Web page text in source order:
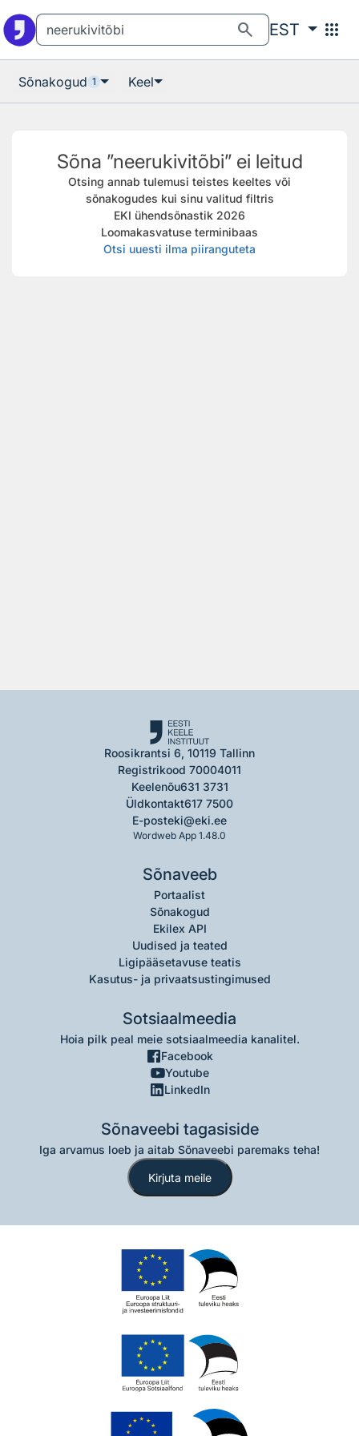
search EST apps
Sõnakogud 1 Keel
Sõna ”neerukivitõbi” ei leitud
Otsing annab tulemusi teistes keeltes või
sõnakogudes kui sinu valitud filtris
EKI ühendsõnastik 2026
Loomakasvatuse terminibaas
Otsi uuesti ilma piiranguteta
Roosikrantsi 6, 10119 Tallinn
Registrikood 70004011
Keelenõu631 3731
Üldkontakt617 7500
E-posteki@eki.ee
Wordweb App 1.48.0
Sõnaveeb
Portaalist
Sõnakogud
Ekilex API
Uudised ja teated
Ligipääsetavuse teatis
Kasutus- ja privaatsustingimused
Sotsiaalmeedia
Hoia pilk peal meie sotsiaalmeedia kanalitel.
Facebook
Youtube
LinkedIn
Sõnaveebi tagasiside
Iga arvamus loeb ja aitab Sõnaveebi paremaks teha!
Kirjuta meile